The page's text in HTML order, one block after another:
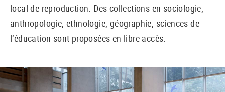
local de reproduction. Des collections en sociologie,
anthropologie, ethnologie, géographie, sciences de
l’éducation sont proposées en libre accès.